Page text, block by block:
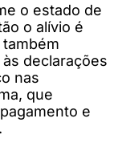
o estado de
o alívio é
declarações
nas
que
e